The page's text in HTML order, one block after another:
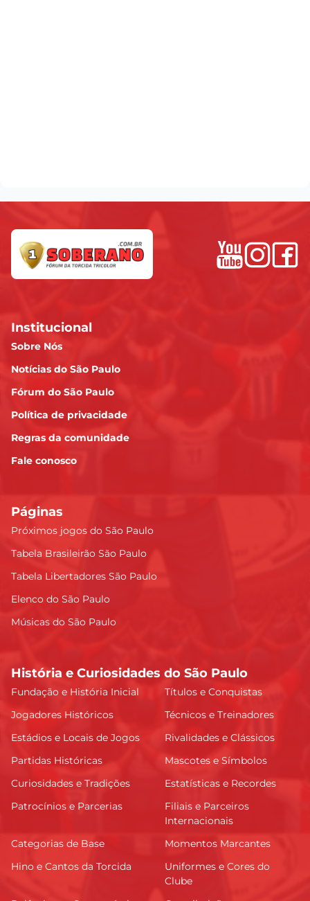
Institucional
Sobre Nós
Notícias do São Paulo
Fórum do São Paulo
Política de privacidade
Regras da comunidade
Fale conosco
Páginas
Próximos jogos do São Paulo
Tabela Brasileirão São Paulo
Tabela Libertadores São Paulo
Elenco do São Paulo
Músicas do São Paulo
História e Curiosidades do São Paulo
Fundação e História Inicial
Títulos e Conquistas
Jogadores Históricos
Técnicos e Treinadores
Estádios e Locais de Jogos
Rivalidades e Clássicos
Partidas Históricas
Mascotes e Símbolos
Curiosidades e Tradições
Estatísticas e Recordes
Patrocínios e Parcerias
Filiais e Parceiros
Internacionais
Categorias de Base
Momentos Marcantes
Hino e Cantos da Torcida
Uniformes e Cores do
Clube